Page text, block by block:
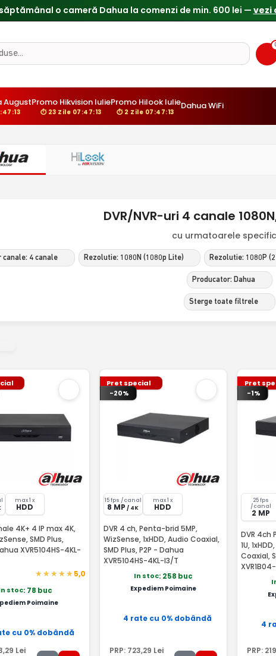
o cameră Dahua la comenzi de min. 600 lei — vezi
AugustPromo Hikvision Iulie
⏱ 23 Zile 07:47:12
Promo Hilook Iulie
⏱ 2 Zile 07:47:12
Dahua WiFi
DVR/NVR-uri 4 canale
cu urmatoarele
canale: 4 canale Rezolutie: 1080N (1080p Lite) Rezolutie: 1080P (2
Producator: Dahua
Sterge toate filtrele
max 1 x
HDD
4K+ 4 IP max 4K,
SMD Plus,
XVR5104HS-4KL-
5,0
stoc: 78 buc
Poimaine
cu 0% dobândă
,29 Lei
Pret special
-20%
15 fps /canal
8 MP / 4K
max 1 x
HDD
DVR 4 ch, Penta-brid 5MP,
WizSense, 1xHDD, Audio Coaxial,
SMD Plus, P2P - Dahua
XVR5104HS-4KL-I3/T
In stoc: 258 buc
Expediem Poimaine
4 rate cu 0% dobândă
PRP: 723,29 Lei
Pret
-1%
25 fps
/canal
2 MP
DVR 4ch
1U,
Coaxial,
4
PRP: 219